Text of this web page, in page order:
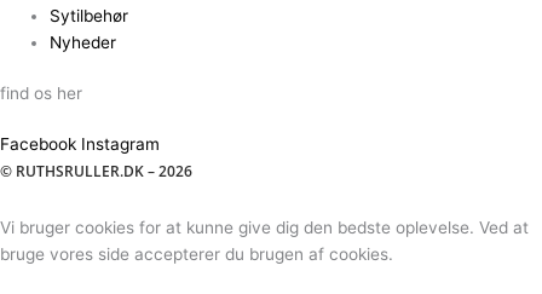
Sytilbehør
Nyheder
find os her
Facebook Instagram
© RUTHSRULLER.DK – 2026
Vi bruger cookies for at kunne give dig den bedste oplevelse. Ved at
bruge vores side accepterer du brugen af cookies.